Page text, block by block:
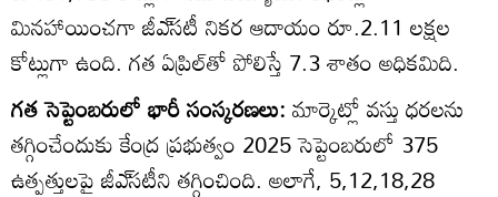
మినహాయించగా జీఎ్‌సటీ నికర ఆదాయం రూ.2.11 లక్షల
కోట్లుగా ఉంది. గత ఏప్రిల్‌తో పోలిస్తే 7.3 శాతం అధికమిది.
గత సెప్టెంబరులో భారీ సంస్కరణలు:మార్కెట్లో వస్తు ధరలను
తగ్గించేందుకు కేంద్ర ప్రభుత్వం 2025 సెప్టెంబరులో 375
ఉత్పత్తులపై జీఎ్‌సటీని తగ్గించింది. అలాగే, 5,12,18,28